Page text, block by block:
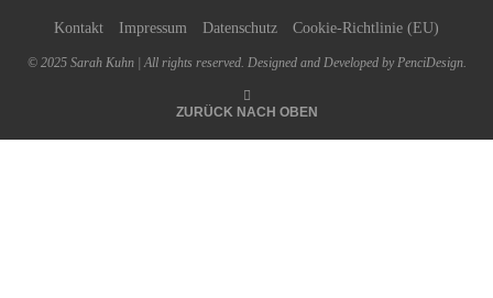
Kontakt Impressum Datenschutz Cookie-Richtlinie (EU)
© 2025 Sarah Kuhn | All rights reserved. Designed and Developed by PenciDesign.
ZURÜCK NACH OBEN